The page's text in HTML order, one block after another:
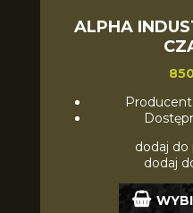
ALPHA
dodaj do
dodaj